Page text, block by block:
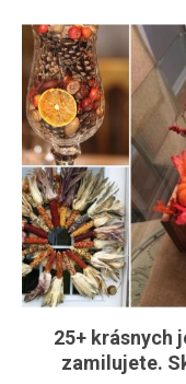
25+ krásnych
zamilujete.